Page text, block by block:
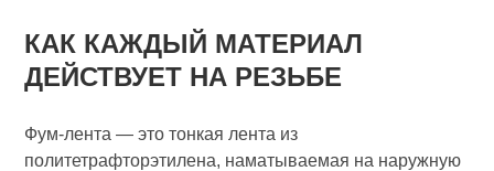
КАК КАЖДЫЙ МАТЕРИАЛ
ДЕЙСТВУЕТ НА РЕЗЬБЕ
Фум‑лента — это тонкая лента из
политетрафторэтилена, наматываемая на наружную